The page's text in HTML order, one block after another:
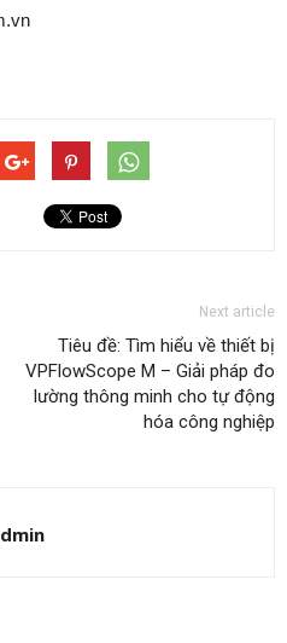
Next article
Tiêu đề: Tìm hiểu về thiết bị
VPFlowScope M – Giải pháp đo
lường thông minh cho tự động
hóa công nghiệp